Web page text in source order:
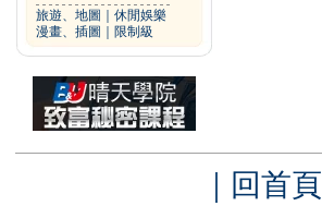
旅遊、地圖
休閒娛樂
漫畫、插圖
限制級
｜ 回首頁